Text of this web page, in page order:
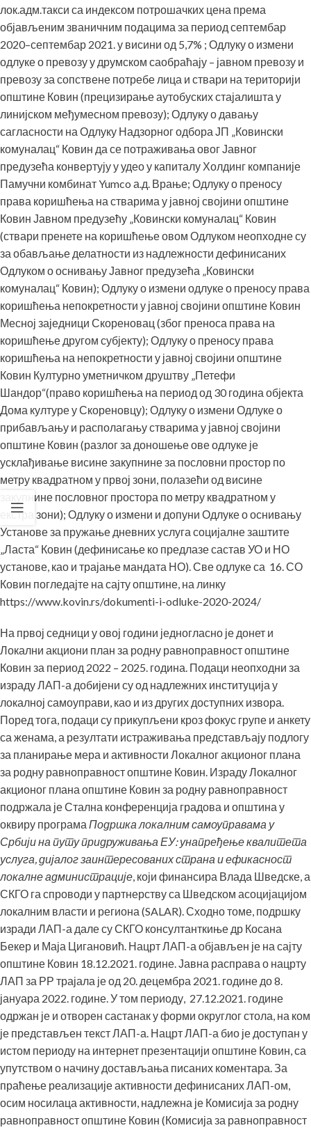
лок.адм.такси са индексом потрошачких цена према
објављеним званичним подацима за период септембар
2020–септембар 2021. у висини од 5,7% ; Одлуку о измени
одлуке о превозу у друмском саобраћају – јавном превозу и
превозу за сопствене потребе лица и ствари на територији
општине Ковин (прецизирање аутобуских стајалишта у
линијском међумесном превозу); Одлуку о давању
сагласности на Одлуку Надзорног одбора ЈП „Ковински
комуналац“ Ковин да се потраживања овог Јавног
предузећа конвертују у удео у капиталу Холдинг компаније
Памучни комбинат Yumco а.д. Врање; Одлуку о преносу
права коришћења на стварима у јавној својини општине
Ковин Јавном предузећу „Ковински комуналац“ Ковин
(ствари пренете на коришћење овом Одлуком неопходне су
за обављање делатности из надлежности дефинисаних
Одлуком о оснивању Јавног предузећа „Ковински
комуналац“ Ковин); Одлуку о измени одлуке о преносу права
коришћења непокретности у јавној својини општине Ковин
Месној заједници Скореновац (због преноса права на
коришћење другом субјекту); Одлуку о преносу права
коришћења на непокретности у јавној својини општине
Ковин Културно уметничком друштву „Петефи
Шандор“(право коришћења на период од 30 година објекта
Дома културе у Скореновцу); Одлуку о измени Одлуке о
прибављању и располагању стварима у јавној својини
општине Ковин (разлог за доношење ове одлуке је
усклађивање висине закупнине за пословни простор по
метру квадратном у првој зони, полазећи од висине
закупнине пословног простора по метру квадратном у
екстра зони); Одлуку о измени и допуни Одлуке о оснивању
Установе за пружање дневних услуга социјалне заштите
„Ласта“ Ковин (дефинисање ко предлазе састав УО и НО
установе, као и трајање мандата НО). Све одлуке са 16. СО
Ковин погледајте на сајту општине, на линку
https://www.kovin.rs/dokumenti-i-odluke-2020-2024/
На првој седници у овој години једногласно је донет и
Локални акциони план за родну равноправност општине
Ковин за период 2022 – 2025. година. Подаци неопходни за
израду ЛАП-а добијени су од надлежних институција у
локалној самоуправи, као и из других доступних извора.
Поред тога, подаци су прикупљени кроз фокус групе и анкету
са женама, а резултати истраживања представљају подлогу
за планирање мера и активности Локалног акционог плана
за родну равноправност општине Ковин. Израду Локалног
акционог плана општине Ковин за родну равноправност
подржала је Стална конференција градова и општина у
оквиру програма Подршка локалним самоуправама у
Србији на путу придруживања ЕУ: унапређење квалитета
услуга, дијалог заинтересованих страна и ефикасност
локалне администрације, који финансира Влада Шведске, а
СКГО га спроводи у партнерству са Шведском асоцијацијом
локалним власти и региона (SALAR). Сходно томе, подршку
изради ЛАП-а дале су СКГО консултанткиње др Косана
Бекер и Маја Цигановић. Нацрт ЛАП-а објављен је на сајту
општине Ковин 18.12.2021. године. Јавна расправа о нацрту
ЛАП за РР трајала је од 20. децембра 2021. године до 8.
јануара 2022. године. У том периоду, 27.12.2021. године
одржан је и отворен састанак у форми округлог стола, на ком
је представљен текст ЛАП-а. Нацрт ЛАП-а био је доступан у
истом периоду на интернет презентацији општине Ковин, са
упутством о начину достављања писаних коментара. За
праћење реализације активности дефинисаних ЛАП-ом,
осим носилаца активности, надлежна је Комисија за родну
равноправност општине Ковин (Комисија за равноправност